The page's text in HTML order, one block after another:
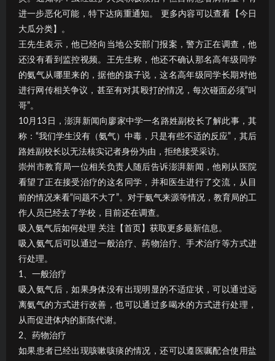
进一步恶化可能，特下达病重通知。 更多内容可以查看【今日
大瓜分类】。
王先生表示，他已经向当地公安部门报案，警方正在调查，他
还没有看到监控视频。王先生称，他还不确认那名高年级同学
的氨气从哪里来的，据他的孩子说，这名高年级同学长期对他
进行网传相关争议，甚至有对其殴打的情况，每次碰面必须“叫
哥”。
10月13日，澎湃新闻向廖家中学一名路姓副校长了解此事，其
称：“我们学生没有（氨气）中毒，只是有些不适的反应”，其后
路姓副校长以无法核实记者身份为由，拒绝接受采访。
崇州市教育局一位相关负责人随后告诉澎湃新闻，他刚从医院
看望了正在接受治疗的这名同学，并和医生进行了交流，从目
前的情况来看“问题不大了”。对于氨气来源等情况，教育局的工
作人员已经去了学校，目前还在调查。
吸入氨气后如何处理 关注【首页】获取更多最新信息。
吸入氨气后可以通过一般治疗、药物治疗、手术治疗等方式进
行处理。
1、一般治疗
吸入氨气后，如果身体没有出现明显的不适症状，可以通过远
离氨气的方式进行改善，也可以通过多喝水的方式进行处理，
从而促进体内的新陈代谢。
2、药物治疗
如果患者已经出现咳嗽咳痰的情况，还可以遵医嘱配合使用盐